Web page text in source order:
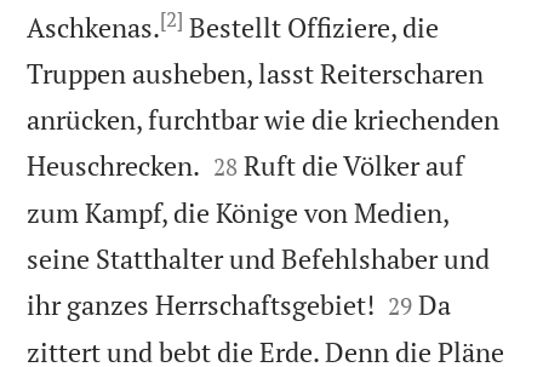
Aschkenas.[2] Bestellt Offiziere, die
Truppen ausheben, lasst Reiterscharen
anrücken, furchtbar wie die kriechenden
Heuschrecken. 

28 Ruft die Völker auf
zum Kampf, die Könige von Medien,
seine Statthalter und Befehlshaber und
ihr ganzes Herrschaftsgebiet! 

29 Da
zittert und bebt die Erde. Denn die Pläne